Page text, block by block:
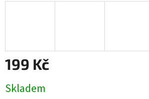
199 Kč
cena:
Skladem